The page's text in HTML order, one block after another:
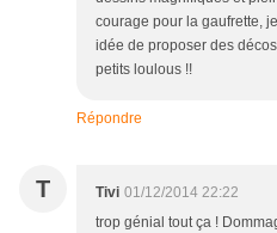
courage pour la gaufrette,
idée de proposer des
petits loulous !!
Répondre
T Tivi 01/12/2014 22:22
trop génial tout ça !